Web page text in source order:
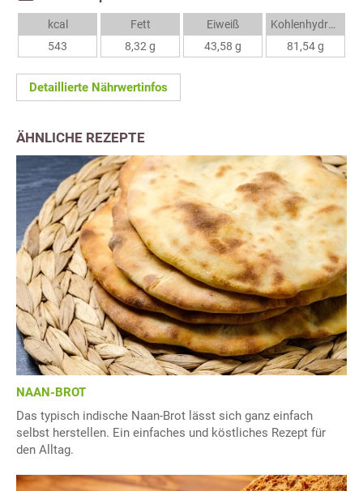
kcal
543
Fett
8,32 g
Eiweiß
43,58 g
Kohlenhydrate
81,54 g
Detaillierte Nährwertinfos
ÄHNLICHE REZEPTE
NAAN-BROT
Das typisch indische Naan-Brot lässt sich ganz einfach
selbst herstellen. Ein einfaches und köstliches Rezept für
den Alltag.